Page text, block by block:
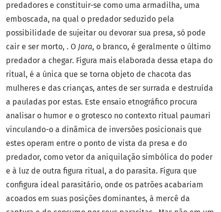
predadores e constituir-se como uma armadilha, uma
emboscada, na qual o predador seduzido pela
possibilidade de sujeitar ou devorar sua presa, só pode
cair e ser morto, . O Jara, o branco, é geralmente o último
predador a chegar. Figura mais elaborada dessa etapa do
ritual, é a única que se torna objeto de chacota das
mulheres e das crianças, antes de ser surrada e destruída
a pauladas por estas. Este ensaio etnográfico procura
analisar o humor e o grotesco no contexto ritual paumari
vinculando-o a dinâmica de inversões posicionais que
estes operam entre o ponto de vista da presa e do
predador, como vetor da aniquilação simbólica do poder
e à luz de outra figura ritual, a do parasita. Figura que
configura ideal parasitário, onde os patrões acabariam
acoados em suas posições dominantes, à mercê da